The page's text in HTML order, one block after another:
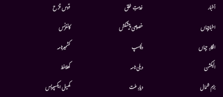
أخبار
اخبارجہاں
افکارِ جہاں
الیکشن
بزم شمال
خدمتِ خلق
خصوصی پیشکش
دلچسپ
دہلی نامہ
دیارِ ملت
قوس قزح
کانفرنس
کشمیرنامہ
کھلاخط
کھیل ایکسپریس